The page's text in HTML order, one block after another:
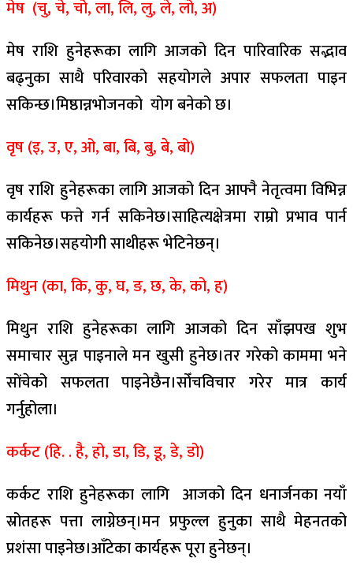
मेष (चु, चे, चो, ला, लि, लु, ले, लो, अ)
मेष राशि हुनेहरूका लागि आजको दिन पारिवारिक सद्भाव
बढ्नुका साथै परिवारको सहयोगले अपार सफलता पाइन
सकिन्छ।मिष्ठान्नभोजनको योग बनेको छ।
वृष (इ, उ, ए, ओ, बा, बि, बु, बे, बो)
वृष राशि हुनेहरूका लागि आजको दिन आफ्नै नेतृत्वमा विभिन्न
कार्यहरू फत्ते गर्न सकिनेछ।साहित्यक्षेत्रमा राम्रो प्रभाव पार्न
सकिनेछ।सहयोगी साथीहरू भेटिनेछन्।
मिथुन (का, कि, कु, घ, ङ, छ, के, को, ह)
मिथुन राशि हुनेहरूका लागि आजको दिन साँझपख शुभ
समाचार सुन्न पाइनाले मन खुसी हुनेछ।तर गरेको काममा भने
सोंचेको सफलता पाइनेछैन।सोँचविचार गरेर मात्र कार्य
गर्नुहोला।
कर्कट (हि. . है, हो, डा, डि, डू, डे, डो)
कर्कट राशि हुनेहरूका लागि आजको दिन धनार्जनका नयाँ
स्रोतहरू पत्ता लाग्नेछन्।मन प्रफुल्ल हुनुका साथै मेहनतको
प्रशंसा पाइनेछ।आँटेका कार्यहरू पूरा हुनेछन्।